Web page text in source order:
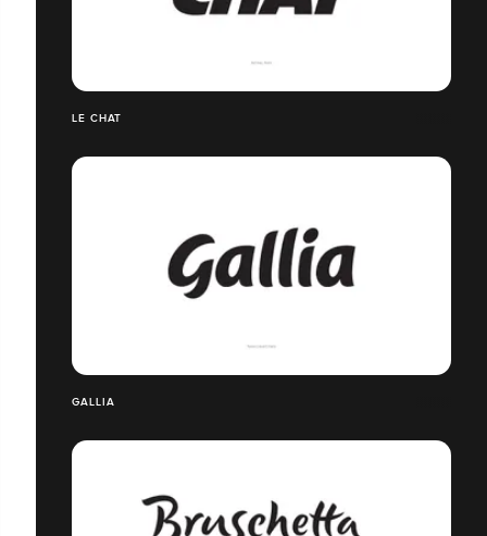
LE CHAT
GALLIA